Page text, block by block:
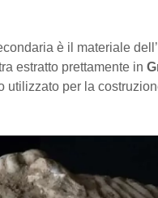
è il materiale
estratto prettamente in
utilizzato per la